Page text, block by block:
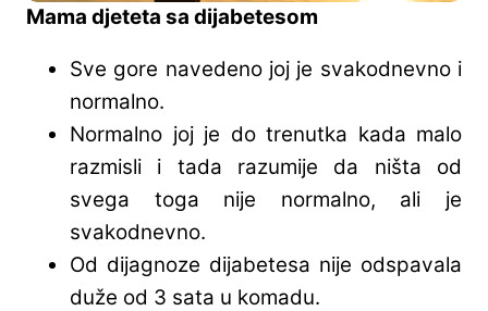
Mama djeteta sa dijabetesom
Sve gore navedeno joj je svakodnevno i
normalno.
Normalno joj je do trenutka kada malo
razmisli i tada razumije da ništa od
svega toga nije normalno, ali je
svakodnevno.
Od dijagnoze dijabetesa nije odspavala
duže od 3 sata u komadu.